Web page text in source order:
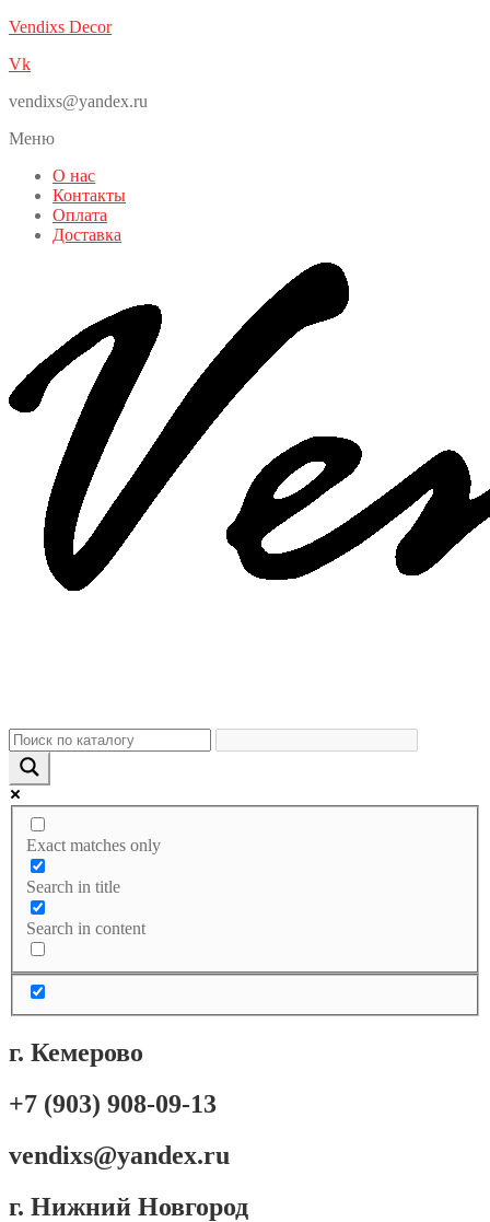
Vendixs Decor
Vk
vendixs@yandex.ru
Меню
О нас
Контакты
Оплата
Доставка
Exact matches only
Search in title
Search in content
г. Кемерово
+7 (903) 908-09-13
vendixs@yandex.ru
г. Нижний Новгород